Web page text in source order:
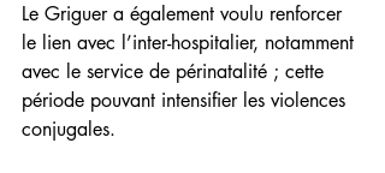
Le Griguer a également voulu renforcer
le lien avec l’inter-hospitalier, notamment
avec le service de périnatalité ; cette
période pouvant intensifier les violences
conjugales.